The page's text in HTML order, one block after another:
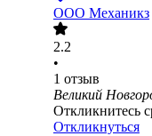
ООО Механикз
2.2
•
1 отзыв
Великий
Откликнитесь
Откликнуться